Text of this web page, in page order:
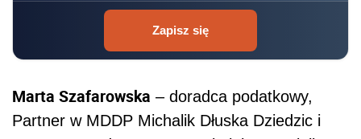
Zapisz się
Marta Szafarowska – doradca podatkowy,
Partner w MDDP Michalik Dłuska Dziedzic i